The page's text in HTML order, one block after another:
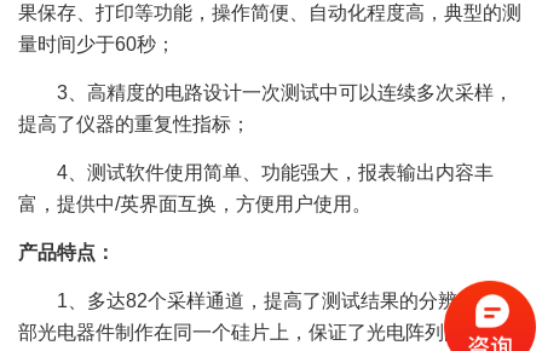
果保存、打印等功能，操作简便、自动化程度高，典型的测
量时间少于60秒；
3、高精度的电路设计一次测试中可以连续多次采样，
提高了仪器的重复性指标；
4、测试软件使用简单、功能强大，报表输出内容丰
富，提供中/英界面互换，方便用户使用。
产品特点：
1、多达82个采样通道，提高了测试结果的分辨率；全
部光电器件制作在同一个硅片上，保证了光电阵列的使用寿